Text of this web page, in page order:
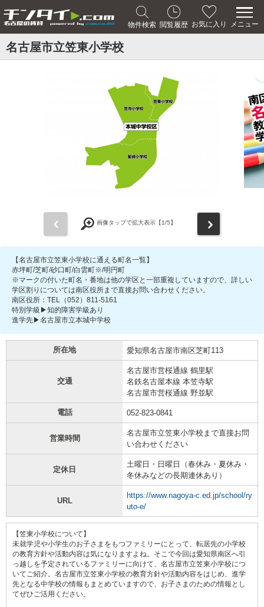
物件検索 閲覧履歴 お気に入り メニュー
名古屋市立笠東小学校
画像タップで拡大表示【1/5】
【名古屋市立笠東小学校に通える町名一覧】
赤坪町/芝町/砂口町/白雲町※/明円町
※マークの付いた町名・番地は他の学区と一部重複していますので、詳しい
学区割りについては南区役所まで直接お問い合わせください。
南区役所：TEL（052）811-5161
特別学級▶知的障害学級あり
進学先▶名古屋市立本城中学校
所在地 愛知県名古屋市南区芝町113
交通
名古屋市営桜通線 鶴里駅
名鉄名古屋本線 本笠寺駅
名古屋市営桜通線 野並駅
電話 052-823-0841
営業時間
名古屋市立笠東小学校まで直接お問
い合わせください
定休日
土曜日・日曜日（春休み・夏休み・
冬休みなどの長期連休あり）
URL
https://www.nagoya-c.ed.jp/school/ry
uto-e/
【笠東小学校について】
未就学児や小学生のお子さまをもつファミリーにとって、転居先の小学校
の教育方針や活動内容は気になりますよね。そこで今回は愛知県南区へ引
っ越しを予定されているファミリーに向けて、名古屋市立笠東小学校につ
いてご紹介。名古屋市立笠東小学校の教育方針や活動内容をはじめ、進学
先となる中学校の情報もまとめていますので、お子さまのための情報とし
てぜひご活用ください。